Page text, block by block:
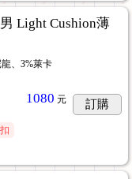
Light Cushion薄
、3%萊卡
1080 元 訂購